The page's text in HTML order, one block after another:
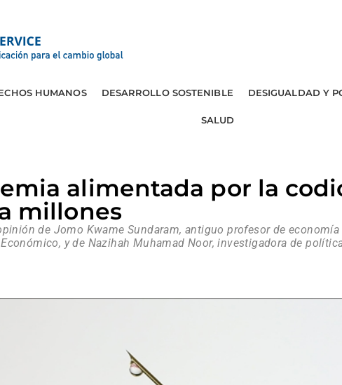
HUMANOS DESARROLLO SOSTENIBLE DESIGUALDAD Y
SALUD
alimentada por la
millones
de Jomo Kwame Sundaram, antiguo profesor de
y de Nazihah Muhamad Noor, investigadora de